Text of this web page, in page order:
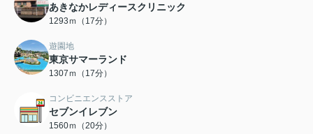
あきなかレディースクリニック
1293ｍ（17分）
遊園地
東京サマーランド
1307ｍ（17分）
コンビニエンスストア
セブンイレブン
1560ｍ（20分）